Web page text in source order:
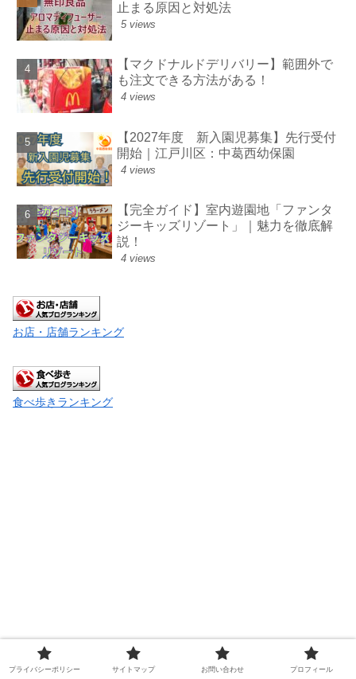
止まる原因と対処法
5 views
【マクドナルドデリバリー】範囲外で
も注文できる方法がある！
4 views
【2027年度 新入園児募集】先行受付
開始｜江戸川区：中葛西幼保園
4 views
【完全ガイド】室内遊園地「ファンタ
ジーキッズリゾート」｜魅力を徹底解
説！
4 views
お店・店舗ランキング
食べ歩きランキング
プライバシーポリシー サイトマップ お問い合わせ プロフィール